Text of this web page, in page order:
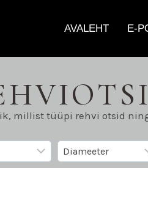
AVALEHT E-
millist tüüpi rehvi otsid